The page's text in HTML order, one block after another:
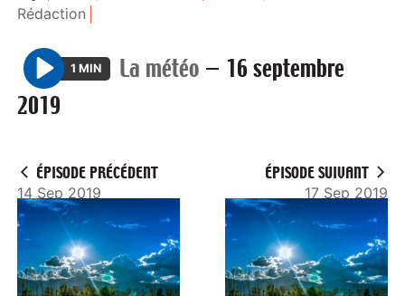
Rédaction
P
l
1 MIN La météo — 16 septembre
2019
ÉPISODE PRÉCÉDENT
14 Sep 2019
ÉPISODE SUIVANT
17 Sep 2019